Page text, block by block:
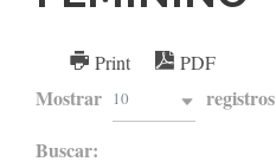
Print PDF
Mostrar 10
registros
Buscar: